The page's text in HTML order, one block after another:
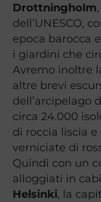
Drottningholm
dell’UNESCO,
epoca barocca
i giardini che
Avremo inoltre
altre brevi
dell’arcipelago
circa 24.000
di roccia liscia
verniciate di
Quindi con un
alloggiati in
Helsinki, la